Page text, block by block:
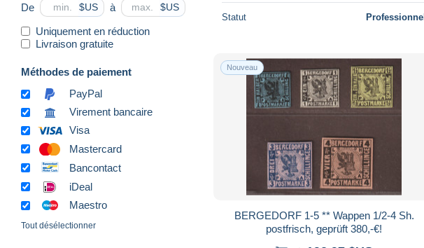
De $US à $US
Uniquement en réduction
Livraison gratuite
Méthodes de paiement
PayPal
Virement bancaire
Visa
Mastercard
Bancontact
iDeal
Maestro
Tout désélectionner
Statut Professionnel
Nouveau
BERGEDORF 1-5 ** Wappen 1/2-4 Sh.
postfrisch, geprüft 380,-€!